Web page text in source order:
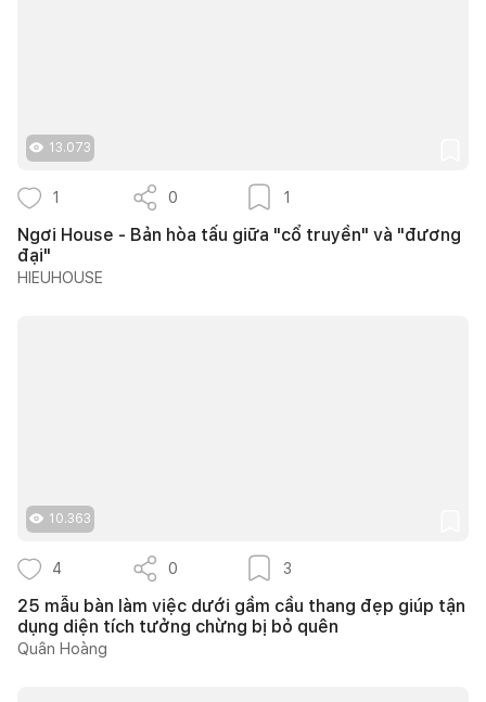
13.073
1 0 1
Ngơi House - Bản hòa tấu giữa "cổ truyền" và "đương
đại"
HIEUHOUSE
10.363
4 0 3
25 mẫu bàn làm việc dưới gầm cầu thang đẹp giúp tận
dụng diện tích tưởng chừng bị bỏ quên
Quân Hoàng